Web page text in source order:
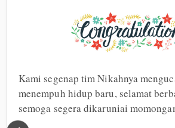
Kami segenap tim Nikahnya
menempuh hidup baru, selamat
semoga segera dikaruniai